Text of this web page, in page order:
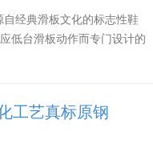
经典滑板文化的标志性鞋
低台滑板动作而专门设计的
工艺真标原钢